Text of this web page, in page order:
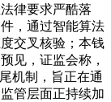
律要求严酷落
，通过智能算法
交叉核验；本钱
见，证监会称，
机制，旨正在通
管层面正持续加